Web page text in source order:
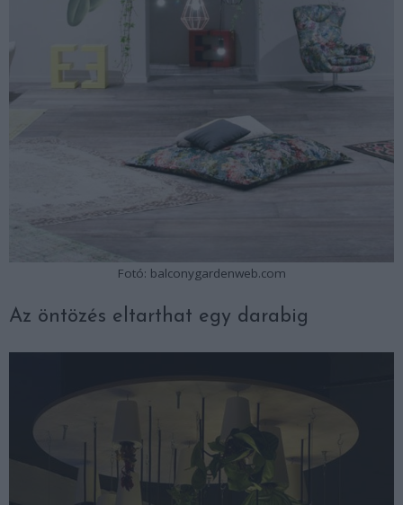
Fotó: balconygardenweb.com
Az öntözés eltarthat egy darabig